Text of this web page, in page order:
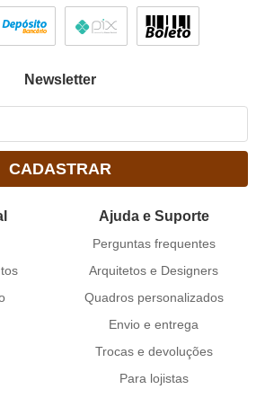
Newsletter
CADASTRAR
Ajuda e Suporte
Perguntas frequentes
Arquitetos e Designers
Quadros personalizados
Envio e entrega
Trocas e devoluções
Para lojistas